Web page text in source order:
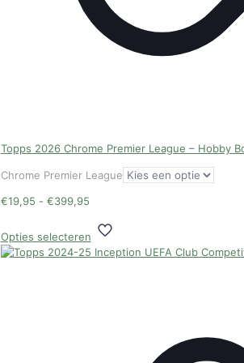
Topps 2026 Chrome Premier League – Hobby
Chrome Premier League
€19,95 - €399,95Prijsklasse:
tot
€399,95
Opties selecteren
Dit
heeft